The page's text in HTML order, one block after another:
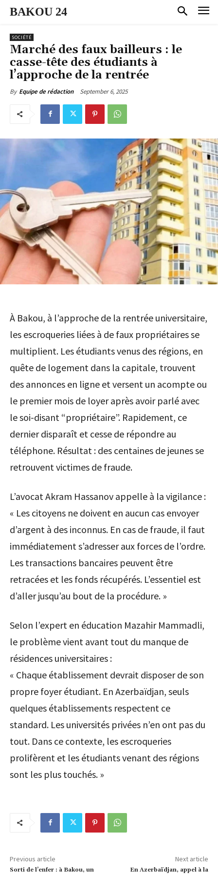
BAKOU 24
SOCIÉTÉ
Marché des faux bailleurs : le
casse-tête des étudiants à
l’approche de la rentrée
By Equipe de rédaction September 6, 2025
À Bakou, à l’approche de la rentrée universitaire,
les escroqueries liées à de faux propriétaires se
multiplient. Les étudiants venus des régions, en
quête de logement dans la capitale, trouvent
des annonces en ligne et versent un acompte ou
le premier mois de loyer après avoir parlé avec
le soi-disant “propriétaire”. Rapidement, ce
dernier disparaît et cesse de répondre au
téléphone. Résultat : des centaines de jeunes se
retrouvent victimes de fraude.
L’avocat Akram Hassanov appelle à la vigilance :
« Les citoyens ne doivent en aucun cas envoyer
d’argent à des inconnus. En cas de fraude, il faut
immédiatement s’adresser aux forces de l’ordre.
Les transactions bancaires peuvent être
retracées et les fonds récupérés. L’essentiel est
d’aller jusqu’au bout de la procédure. »
Selon l’expert en éducation Mazahir Mammadli,
le problème vient avant tout du manque de
résidences universitaires :
« Chaque établissement devrait disposer de son
propre foyer étudiant. En Azerbaïdjan, seuls
quelques établissements respectent ce
standard. Les universités privées n’en ont pas du
tout. Dans ce contexte, les escroqueries
prolifèrent et les étudiants venant des régions
sont les plus touchés. »
Previous article
Sorti de l’enfer : à Bakou, un
Next article
En Azerbaïdjan, appel à la